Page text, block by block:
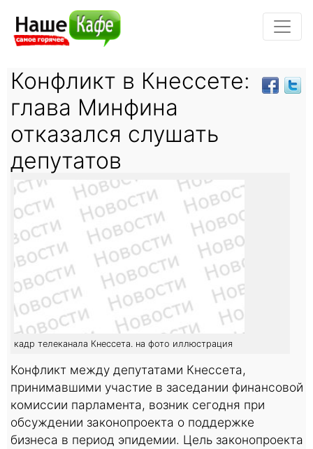
Конфликт в Кнессете:
глава Минфина
отказался слушать
депутатов
кадр телеканала Кнессета. на фото иллюстрация
Конфликт между депутатами Кнессета,
принимавшими участие в заседании финансовой
комиссии парламента, возник сегодня при
обсуждении законопроекта о поддержке
бизнеса в период эпидемии. Цель законопроекта